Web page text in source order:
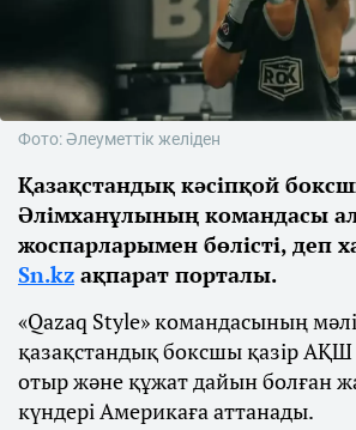
Фото: Әлеуметтік желіден
Қазақстандық кәсіпқой
Әлімханұлының командасы
жоспарларымен бөлісті, деп
Sn.kz ақпарат порталы.
«Qazaq Style» командасының
қазақстандық боксшы қазір АҚШ
отыр және құжат дайын болған
күндері Америкаға аттанады.